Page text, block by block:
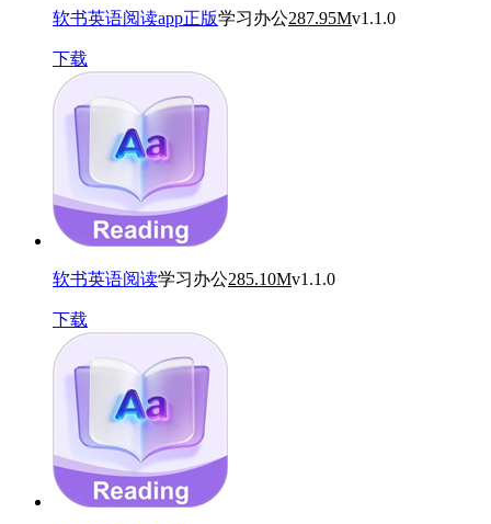
软书英语阅读app正版学习办公287.95Mv1.1.0
下载
软书英语阅读学习办公285.10Mv1.1.0
下载